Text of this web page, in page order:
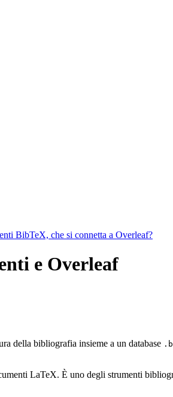
BibTeX, che si connetta a Overleaf?
e Overleaf
della bibliografia insieme a un database
LaTeX. È uno degli strumenti